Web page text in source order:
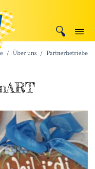
Über uns Partnerbetriebe